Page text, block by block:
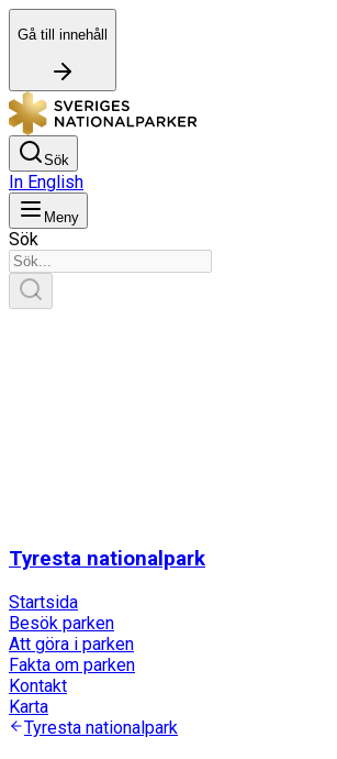
Gå till innehåll
Sök
In English
Meny
Sök
Tyresta nationalpark
Startsida
Besök parken
Att göra i parken
Fakta om parken
Kontakt
Karta
Tyresta nationalpark